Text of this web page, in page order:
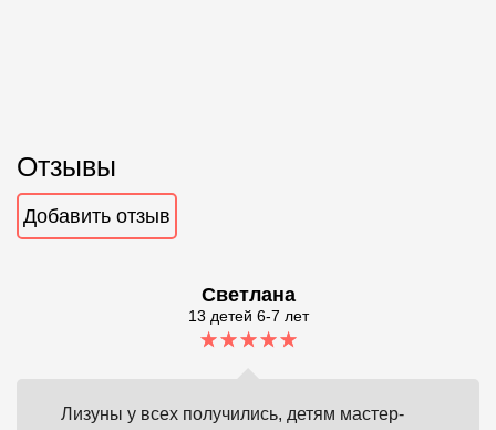
Отзывы
Добавить отзыв
Светлана
13 детей 6-7 лет
Лизуны у всех получились, детям мастер-